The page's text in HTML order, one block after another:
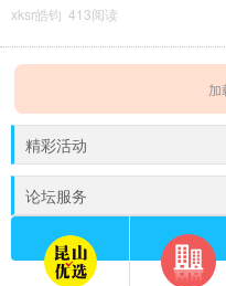
xksr皓钧 413阅读
加
精彩活动
论坛服务